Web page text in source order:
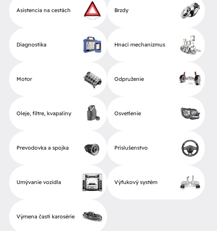
Asistencia na cestách Brzdy
Diagnostika Hnací mechanizmus
Motor Odpruženie
Oleje, filtre, kvapaliny Osvetlenie
Prevodovka a spojka Príslušenstvo
Umývanie vozidla Výfukový systém
Výmena častí karosérie